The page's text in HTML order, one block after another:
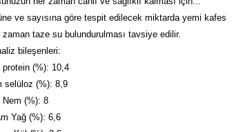
ve sayısına göre tespit edilecek miktarda yemi kafes
taze su bulundurulması tavsiye edilir.
bileşenleri:
protein (%): 10,4
selüloz (%): 8,9
Nem (%): 8
Yağ (%): 6,6